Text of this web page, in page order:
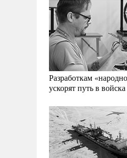
Разработкам
ускорят путь в войска